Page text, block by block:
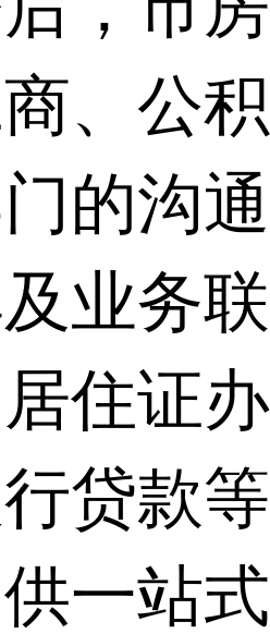
、公
的沟
业务
住证
贷款等
一站